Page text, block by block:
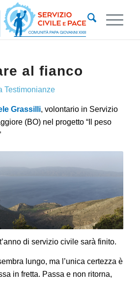
al fianco
Testimonianze
Grassilli, volontario in Servizio
(BO) nel progetto “Il peso
di servizio civile sarà finito.
lungo, ma l’unica certezza è
in fretta. Passa e non ritorna,